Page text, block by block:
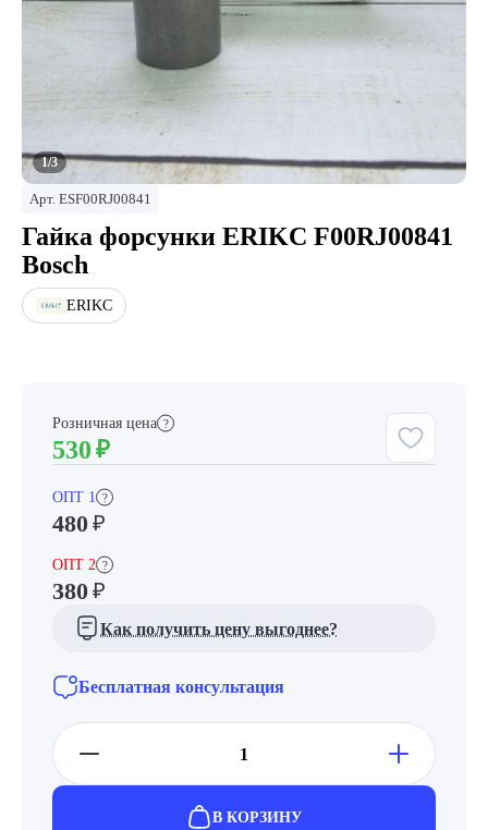
Розничная цена ?
530 ₽
ОПТ 1 ?
480₽
ОПТ 2 ?
380₽
Как получить цену выгоднее?
Бесплатная консультация
В КОРЗИНУ
1/3
Арт. ESF00RJ00841
Гайка форсунки ERIKC F00RJ00841
Bosch
ERIKC